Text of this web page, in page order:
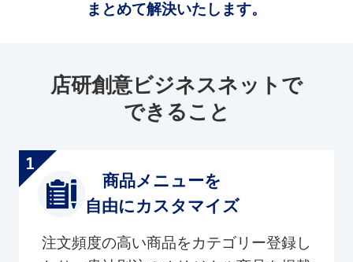
まとめて解決いたします。
店研創意ビジネスネットで
できること
商品メニューを
自由にカスタマイズ
注文頻度の高い商品をカテゴリー登録し